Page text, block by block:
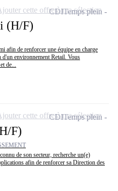
(H/F)
afin de renforcer une équipe en charge
d'un environnement Retail. Vous
de...
CDITemps plein
cette offre à ma sélection
F)
de son secteur, recherche un(e)
afin de renforcer sa Direction des
CDITemps plein
cette offre à ma sélection